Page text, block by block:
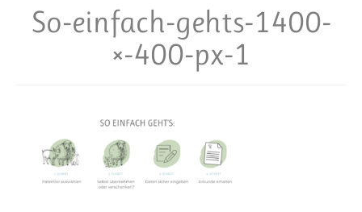
Pat*in werden
Patenschaft verschenken
So-einfach-gehts-1400-
×-400-px-1